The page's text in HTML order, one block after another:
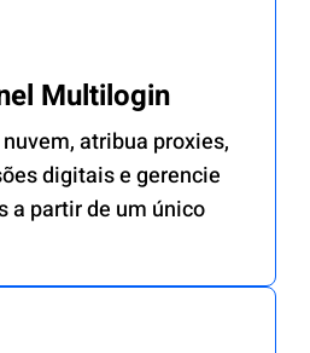
Multilogin
atribua proxies,
digitais e gerencie
a partir de um único